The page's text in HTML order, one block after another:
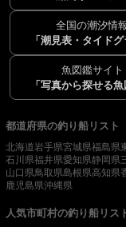
全国の潮汐情
「潮見表・タイドグ
魚図鑑サイト
「写真から探せる魚
都道府県の釣り船リスト
北海道岩手県宮城県福島県
石川県福井県愛知県静岡県
山口県鳥取県島根県高知県
鹿児島県沖縄県
人気市町村の釣り船リス